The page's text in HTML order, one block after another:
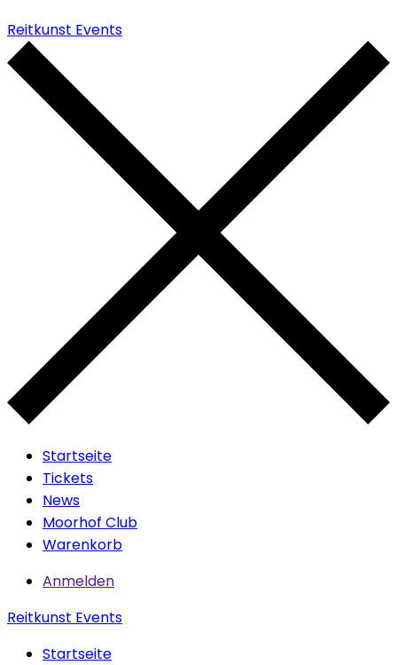
Reitkunst Events
Startseite
Tickets
News
Moorhof Club
Warenkorb
Anmelden
Reitkunst Events
Startseite